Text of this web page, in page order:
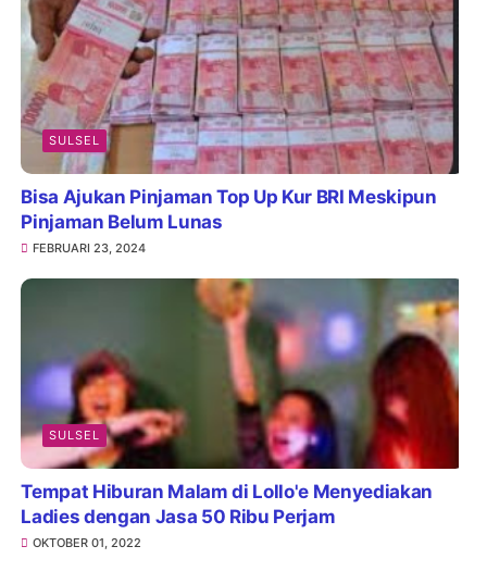
SULSEL
Bisa Ajukan Pinjaman Top Up Kur BRI Meskipun
Pinjaman Belum Lunas
FEBRUARI 23, 2024
SULSEL
Tempat Hiburan Malam di Lollo'e Menyediakan
Ladies dengan Jasa 50 Ribu Perjam
OKTOBER 01, 2022